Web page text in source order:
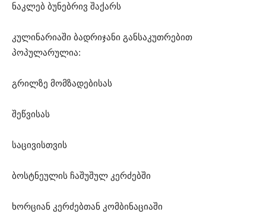
ნაკლებ ბუნებრივ შაქარს
კულინარიაში ბადრიჯანი განსაკუთრებით
პოპულარულია:
გრილზე მომზადებისას
შეწვისას
საცივისთვის
ბოსტნეულის ჩაშუშულ კერძებში
ხორციან კერძებთან კომბინაციაში